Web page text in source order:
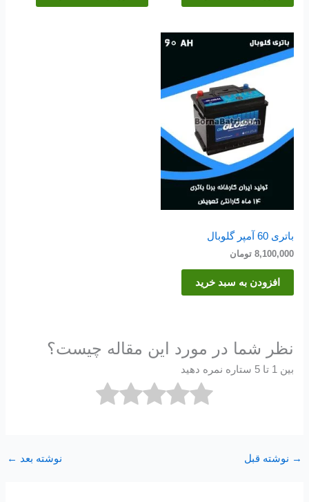
باتری 60 آمپر گلوبال
8,100,000 تومان
افزودن به سبد خرید
نظر شما در مورد این مقاله چیست؟
بین 1 تا 5 ستاره نمره دهید
→ نوشته قبل نوشته بعد ←